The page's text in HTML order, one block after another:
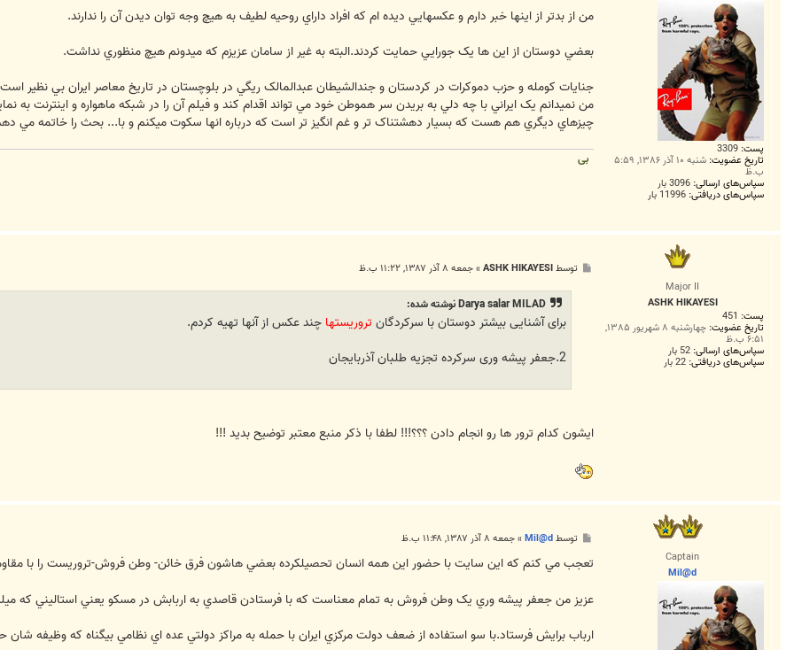
پست: 3309
تاریخ عضویت: شنبه ۱۰ آذر ۱۳۸۶, ۵:۵۹
ب.ظ
سپاس‌های ارسالی: 3096 بار
سپاس‌های دریافتی: 11996 بار
من از بدتر از اينها خبر دارم و عکسهايي ديده ام که افراد داراي روحيه لطيف به هيچ وجه توان ديدن آن را ندارند.
بعضي دوستان از اين ها يک جورايي حمايت کردند.البته به غير از سامان عزيزم که ميدونم هيچ منظوري نداشت.
جنايات کومله و حزب دموکرات در کردستان و جندالشيطان عبدالمالک ريگي در بلوچستان در تاريخ معاصر ايران بي نظير
من نميدانم يک ايراني با چه دلي به بريدن سر هموطن خود مي تواند اقدام کند و فيلم آن را در شبکه ماهواره و اينترنت به
چيزهاي ديگري هم هست که بسيار دهشتناک تر و غم انگيز تر است که درباره انها سکوت ميکنم و با... بحث را خاتمه مي
بی
Major II
ASHK HIKAYESI
پست: 451
تاریخ عضویت: چهارشنبه ۸ شهریور ۱۳۸۵,
۶:۵۱ ب.ظ
سپاس‌های ارسالی: 52 بار
سپاس‌های دریافتی: 22 بار
توسطASHK HIKAYESI
»جمعه ۸ آذر ۱۳۸۷, ۱۱:۲۲ ب.ظ
Darya salar MILAD نوشته شده:
برای آشنایی بیشتر دوستان با سرکردگان تروریستها چند عکس از آنها تهیه کردم.
2.جعفر پیشه وری سرکرده تجزیه طلبان آذربایجان
ایشون کدام ترور ها رو انجام دادن ؟؟؟!!! لطفا با ذکر منبع معتبر توضیح بدید !!!
Captain
Mil@d
ت
توسطMil@d
»جمعه ۸ آذر ۱۳۸۷, ۱۱:۴۸ ب.ظ
تعجب مي کنم که اين سايت با حضور اين همه انسان تحصيلکرده بعضي هاشون فرق خائن- وطن فروش-تروريست را با
عزيز من جعفر پيشه وري يک وطن فروش به تمام معناست که با فرستادن قاصدي به اربابش در مسکو يعني استاليني که
ارباب برايش فرستاد.با سو استفاده از ضعف دولت مرکزي ايران با حمله به مراکز دولتي عده اي نظامي بيگناه که وظيفه شان